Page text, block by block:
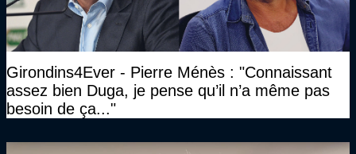
Girondins4Ever - Pierre Ménès : "Connaissant
assez bien Duga, je pense qu’il n’a même pas
besoin de ça..."